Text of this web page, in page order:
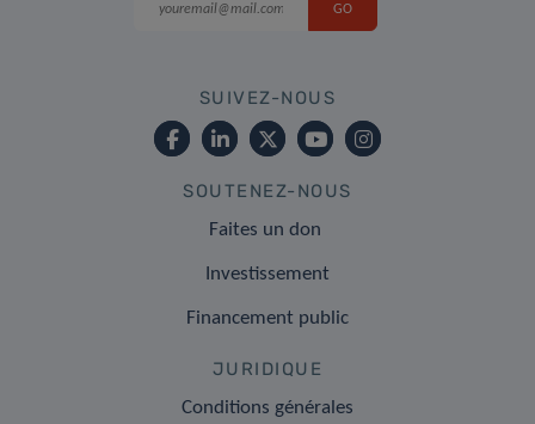
SUIVEZ-NOUS
SOUTENEZ-NOUS
Faites un don
Investissement
Financement public
JURIDIQUE
Conditions générales